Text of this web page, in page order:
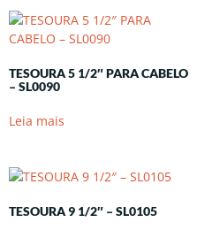
TESOURA 5 1/2″ PARA CABELO
– SL0090
Leia mais
TESOURA 9 1/2″ – SL0105